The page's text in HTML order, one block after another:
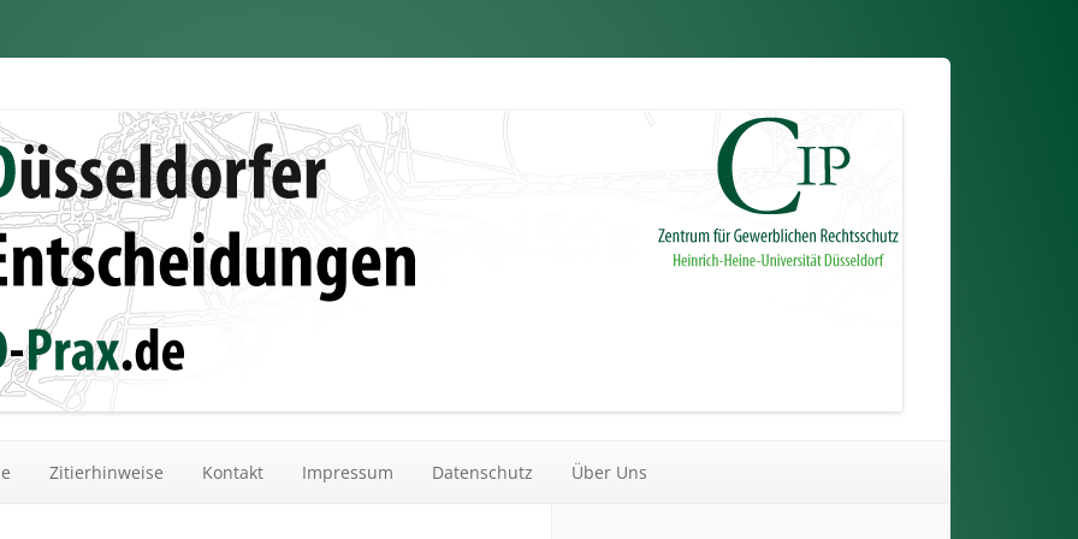
Zitierhinweise Kontakt Impressum Datenschutz Über Uns